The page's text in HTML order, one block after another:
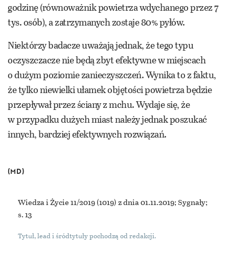
godzinę (równoważnik powietrza wdychanego przez 7
tys. osób), a zatrzymanych zostaje 80% pyłów.
Niektórzy badacze uważają jednak, że tego typu
oczyszczacze nie będą zbyt efektywne w miejscach
o dużym poziomie zanieczyszczeń. Wynika to z faktu,
że tylko niewielki ułamek objętości powietrza będzie
przepływał przez ściany z mchu. Wydaje się, że
w przypadku dużych miast należy jednak poszukać
innych, bardziej efektywnych rozwiązań.
Wiedza i Życie 11/2019(1019) z dnia 01.11.2019; Sygnały;
s. 13
(MD)